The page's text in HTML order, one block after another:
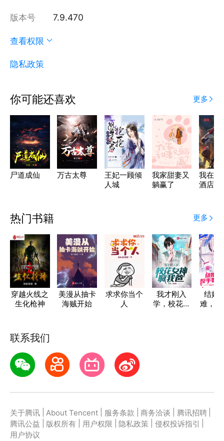
版本号 7.9.470
查看权限
隐私政策
你可能还喜欢 更多
尸道成仙 万古太尊
王妃一顾倾
人城
我家甜妻又
躺赢了
我在末
酒店
热门书籍 更多
穿越火线之
生化枪神
美漫从抽卡
海贼开始
求求你当个
人
我才刚入
学，校花女
结婚
难，
联系我们
关于腾讯 About Tencent 服务条款 商务洽谈 腾讯招聘
腾讯公益
版权所有 用户权限 隐私政策 侵权投诉指引
用户协议